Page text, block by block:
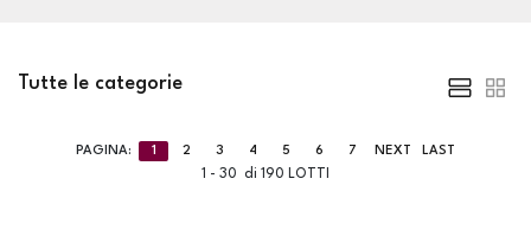
Tutte le categorie
1 - 30 di 190 LOTTI
PAGINA: 1 2 3 4 5 6 7 NEXT LAST